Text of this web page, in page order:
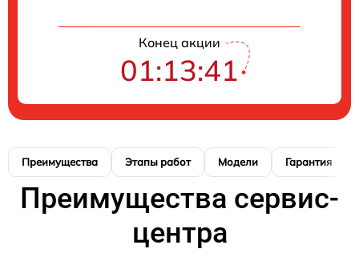
Конец акции
01:13:40
Преимущества Этапы работ Модели Гарантия
Преимущества сервис-
центра